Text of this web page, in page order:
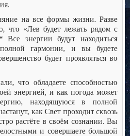
на все формы жизни. Разве
что «Лев будет лежать рядом с
Все энергии будут находиться
гармонии, и вы будете
будет проявляться во
что обладаете способностью
энергией, и как погода может
находящуюся в полной
как Свет проходит сквозь
растёте в своём сознании. Вы
и совершаете большой